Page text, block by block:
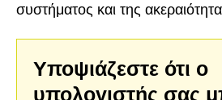
συστήματος και της
Υποψιάζεστε ότι ο
υπολογιστής σας